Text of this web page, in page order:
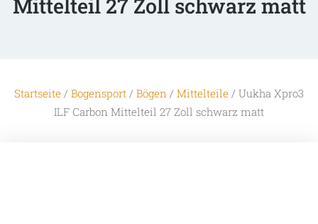
Mittelteil 27 Zoll schwarz matt
Startseite / Bogensport / Bögen / Mittelteile / Uukha Xpro3
ILF Carbon Mittelteil 27 Zoll schwarz matt